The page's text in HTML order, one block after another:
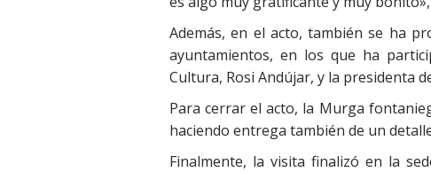
Además, en el acto, también se ha
ayuntamientos, en los que ha
Cultura, Rosi Andújar, y la presidenta
Para cerrar el acto, la Murga
haciendo entrega también de un
Finalmente, la visita finalizó en la